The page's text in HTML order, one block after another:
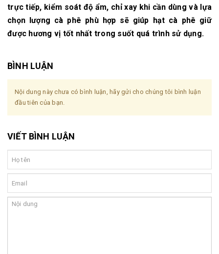
trực tiếp, kiểm soát độ ẩm, chỉ xay khi cần dùng và lựa
chọn lượng cà phê phù hợp sẽ giúp hạt cà phê giữ
được hương vị tốt nhất trong suốt quá trình sử dụng.
BÌNH LUẬN
Nội dung này chưa có bình luận, hãy gửi cho chúng tôi bình luận
đầu tiên của bạn.
VIẾT BÌNH LUẬN